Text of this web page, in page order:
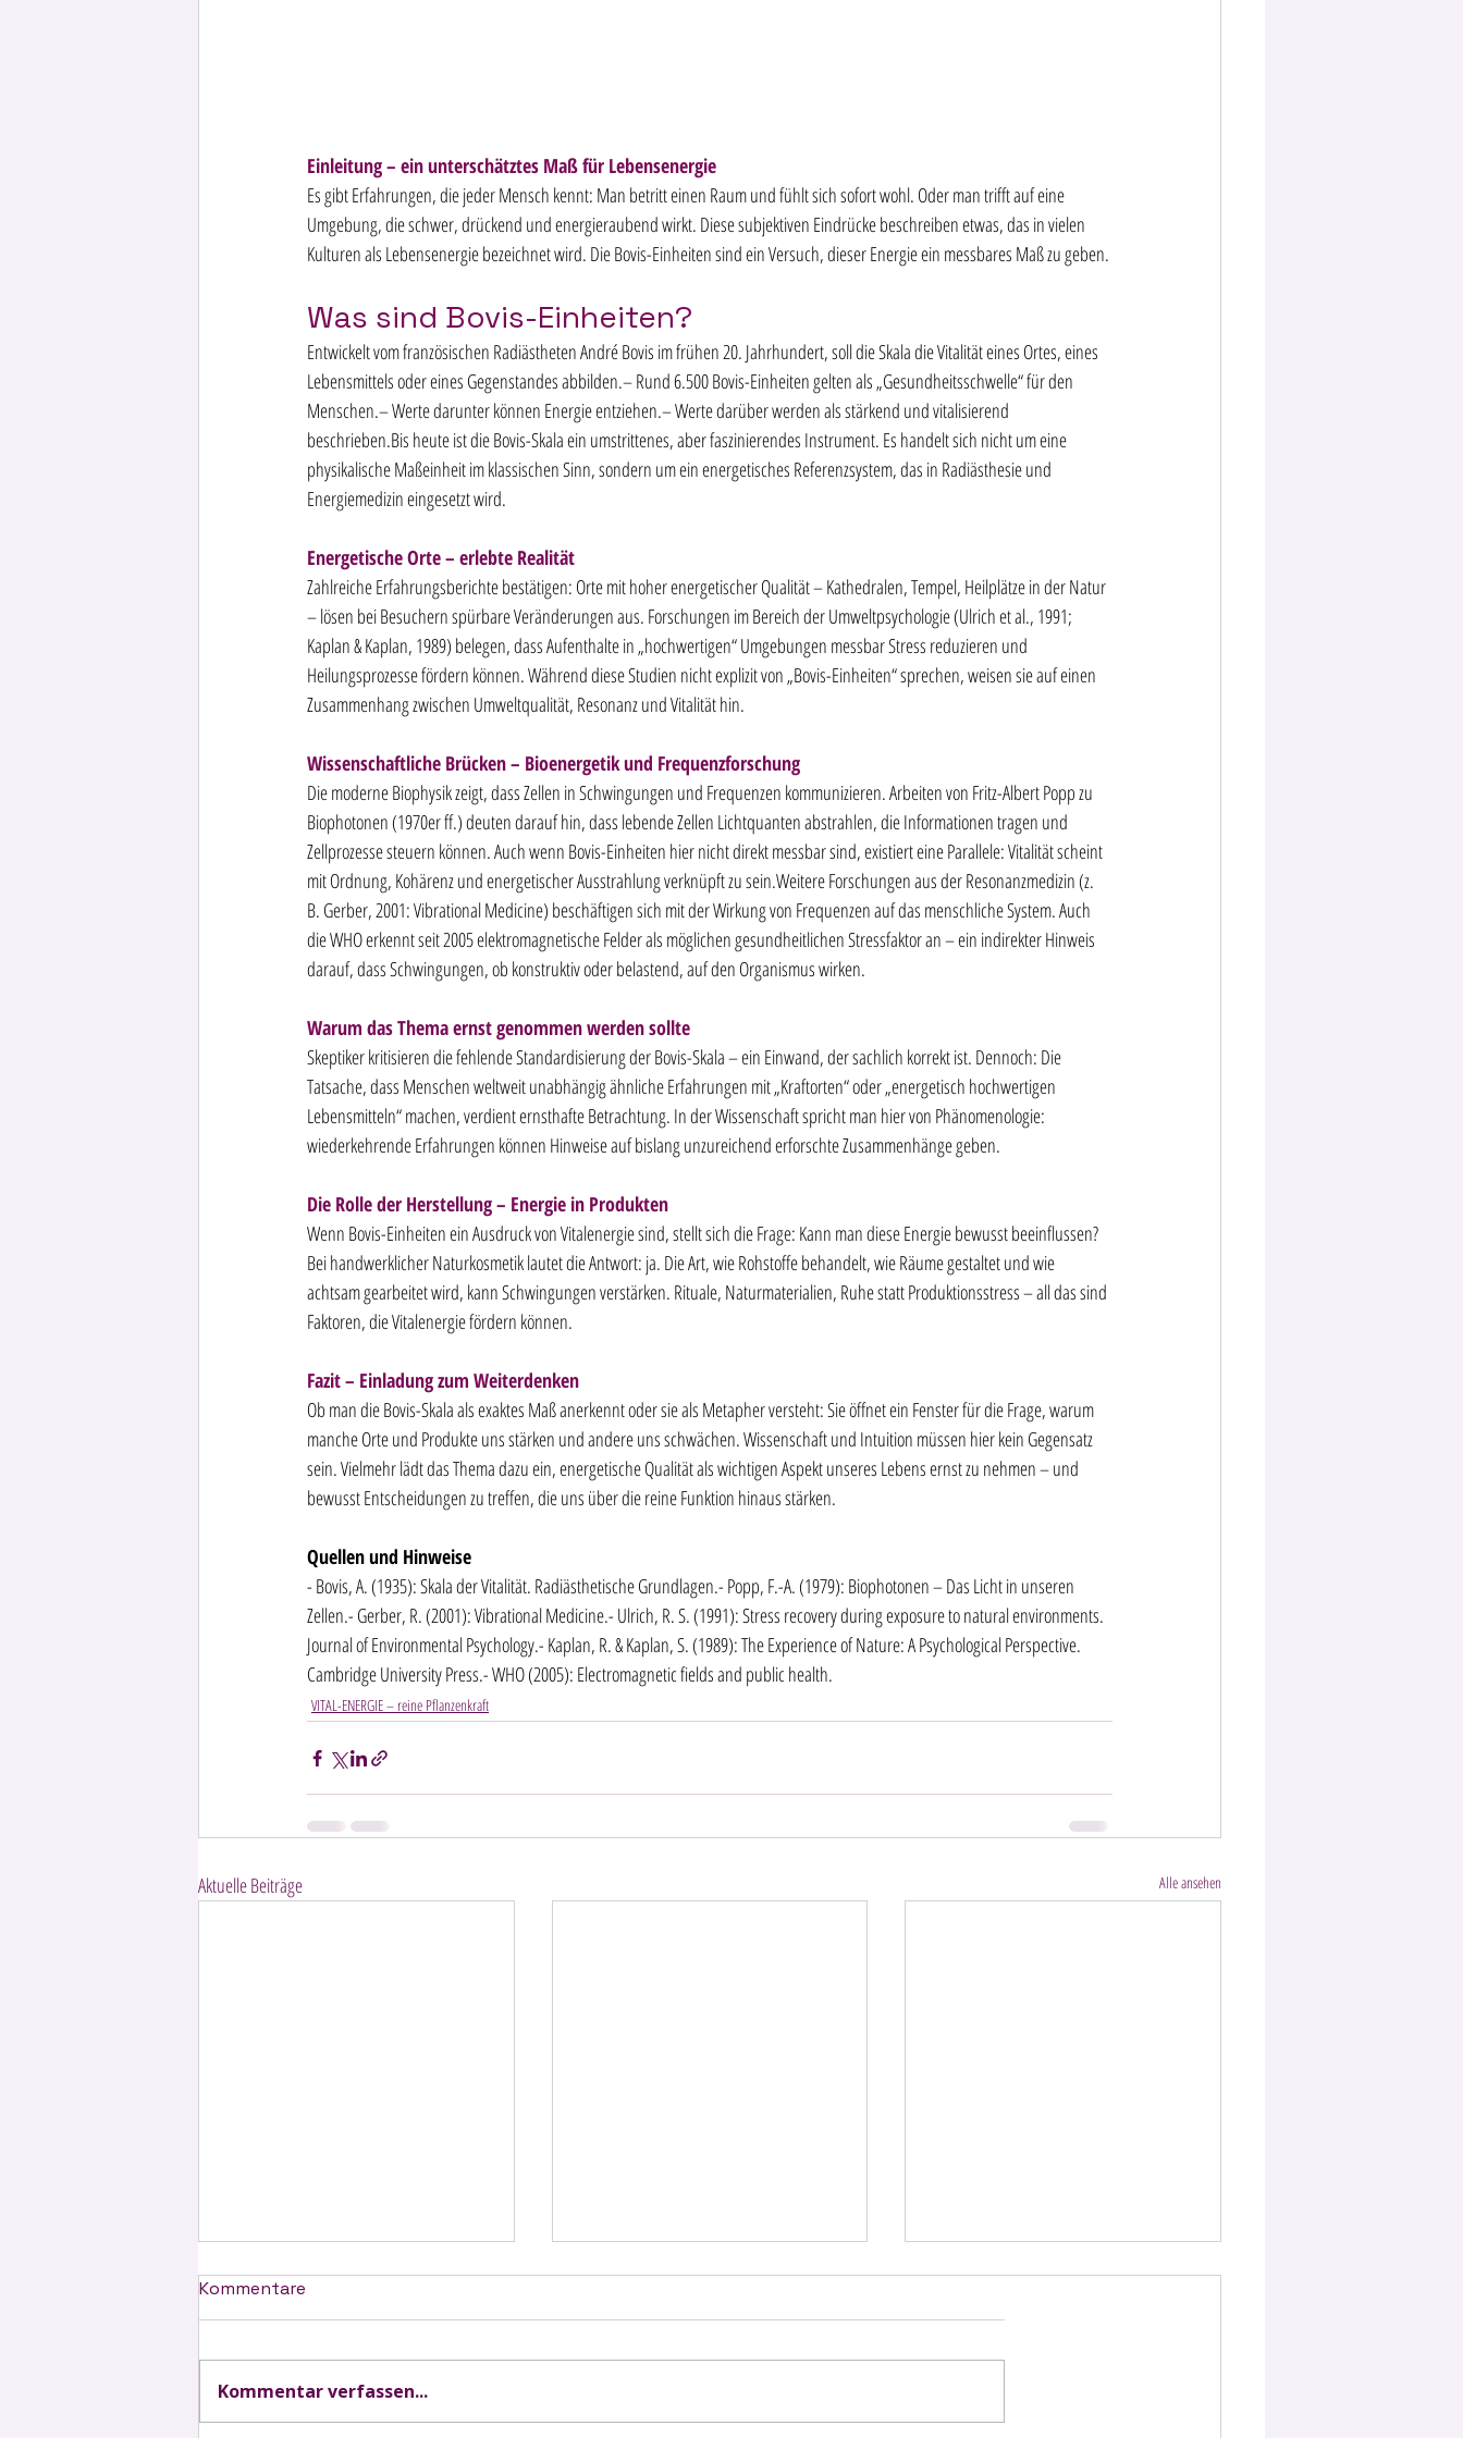
Einleitung – ein unterschätztes Maß für Lebensenergie
Es gibt Erfahrungen, die jeder Mensch kennt: Man betritt einen Raum und fühlt sich sofort wohl. Oder man trifft auf eine
Umgebung, die schwer, drückend und energieraubend wirkt. Diese subjektiven Eindrücke beschreiben etwas, das in vielen
Kulturen als Lebensenergie bezeichnet wird. Die Bovis-Einheiten sind ein Versuch, dieser Energie ein messbares Maß zu geben.
Was sind Bovis-Einheiten?
Entwickelt vom französischen Radiästheten André Bovis im frühen 20. Jahrhundert, soll die Skala die Vitalität eines Ortes, eines
Lebensmittels oder eines Gegenstandes abbilden.– Rund 6.500 Bovis-Einheiten gelten als „Gesundheitsschwelle“ für den
Menschen.– Werte darunter können Energie entziehen.– Werte darüber werden als stärkend und vitalisierend
beschrieben.Bis heute ist die Bovis-Skala ein umstrittenes, aber faszinierendes Instrument. Es handelt sich nicht um eine
physikalische Maßeinheit im klassischen Sinn, sondern um ein energetisches Referenzsystem, das in Radiästhesie und
Energiemedizin eingesetzt wird.
Energetische Orte – erlebte Realität
Zahlreiche Erfahrungsberichte bestätigen: Orte mit hoher energetischer Qualität – Kathedralen, Tempel, Heilplätze in der Natur
– lösen bei Besuchern spürbare Veränderungen aus. Forschungen im Bereich der Umweltpsychologie (Ulrich et al., 1991;
Kaplan & Kaplan, 1989) belegen, dass Aufenthalte in „hochwertigen“ Umgebungen messbar Stress reduzieren und
Heilungsprozesse fördern können. Während diese Studien nicht explizit von „Bovis-Einheiten“ sprechen, weisen sie auf einen
Zusammenhang zwischen Umweltqualität, Resonanz und Vitalität hin.
Wissenschaftliche Brücken – Bioenergetik und Frequenzforschung
Die moderne Biophysik zeigt, dass Zellen in Schwingungen und Frequenzen kommunizieren. Arbeiten von Fritz-Albert Popp zu
Biophotonen (1970er ff.) deuten darauf hin, dass lebende Zellen Lichtquanten abstrahlen, die Informationen tragen und
Zellprozesse steuern können. Auch wenn Bovis-Einheiten hier nicht direkt messbar sind, existiert eine Parallele: Vitalität scheint
mit Ordnung, Kohärenz und energetischer Ausstrahlung verknüpft zu sein.Weitere Forschungen aus der Resonanzmedizin (z.
B. Gerber, 2001: Vibrational Medicine) beschäftigen sich mit der Wirkung von Frequenzen auf das menschliche System. Auch
die WHO erkennt seit 2005 elektromagnetische Felder als möglichen gesundheitlichen Stressfaktor an – ein indirekter Hinweis
darauf, dass Schwingungen, ob konstruktiv oder belastend, auf den Organismus wirken.
Warum das Thema ernst genommen werden sollte
Skeptiker kritisieren die fehlende Standardisierung der Bovis-Skala – ein Einwand, der sachlich korrekt ist. Dennoch: Die
Tatsache, dass Menschen weltweit unabhängig ähnliche Erfahrungen mit „Kraftorten“ oder „energetisch hochwertigen
Lebensmitteln“ machen, verdient ernsthafte Betrachtung. In der Wissenschaft spricht man hier von Phänomenologie:
wiederkehrende Erfahrungen können Hinweise auf bislang unzureichend erforschte Zusammenhänge geben.
Die Rolle der Herstellung – Energie in Produkten
Wenn Bovis-Einheiten ein Ausdruck von Vitalenergie sind, stellt sich die Frage: Kann man diese Energie bewusst beeinflussen?
Bei handwerklicher Naturkosmetik lautet die Antwort: ja. Die Art, wie Rohstoffe behandelt, wie Räume gestaltet und wie
achtsam gearbeitet wird, kann Schwingungen verstärken. Rituale, Naturmaterialien, Ruhe statt Produktionsstress – all das sind
Faktoren, die Vitalenergie fördern können.
Fazit – Einladung zum Weiterdenken
Ob man die Bovis-Skala als exaktes Maß anerkennt oder sie als Metapher versteht: Sie öffnet ein Fenster für die Frage, warum
manche Orte und Produkte uns stärken und andere uns schwächen. Wissenschaft und Intuition müssen hier kein Gegensatz
sein. Vielmehr lädt das Thema dazu ein, energetische Qualität als wichtigen Aspekt unseres Lebens ernst zu nehmen – und
bewusst Entscheidungen zu treffen, die uns über die reine Funktion hinaus stärken.
Quellen und Hinweise
- Bovis, A. (1935): Skala der Vitalität. Radiästhetische Grundlagen.- Popp, F.-A. (1979): Biophotonen – Das Licht in unseren
Zellen.- Gerber, R. (2001): Vibrational Medicine.- Ulrich, R. S. (1991): Stress recovery during exposure to natural environments.
Journal of Environmental Psychology.- Kaplan, R. & Kaplan, S. (1989): The Experience of Nature: A Psychological Perspective.
Cambridge University Press.- WHO (2005): Electromagnetic fields and public health.
VITAL-ENERGIE – reine Pflanzenkraft
Aktuelle Beiträge Alle ansehen
Kommentare
Kommentar verfassen...